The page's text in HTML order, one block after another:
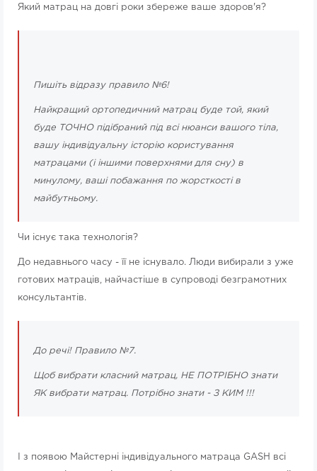
Який матрац на довгі роки збереже ваше здоров'я?
Пишіть відразу правило №6!
Найкращий ортопедичний матрац буде той, який
буде ТОЧНО підібраний під всі нюанси вашого тіла,
вашу індивідуальну історію користування
матрацами (і іншими поверхнями для сну) в
минулому, ваші побажання по жорсткості в
майбутньому.
Чи існує така технологія?
До недавнього часу - її не існувало. Люди вибирали з уже
готових матраців, найчастіше в супроводі безграмотних
консультантів.
До речі! Правило №7.
Щоб вибрати класний матрац, НЕ ПОТРІБНО знати
ЯК вибрати матрац. Потрібно знати - З КИМ !!!
І з появою Майстерні індивідуального матраца GASH всі